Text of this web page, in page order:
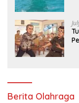
Berita Olahraga